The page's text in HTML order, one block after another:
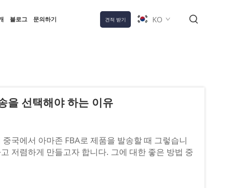
블로그 문의하기 견적 받기 KO
을 선택해야 하는 이유
국에서 아마존 FBA로 제품을 발송할 때 그렇습니
저렴하게 만들고자 합니다. 그에 대한 좋은 방법 중
는 '관세 납부 완료 후 인도(Delivered Duty Paid)'를